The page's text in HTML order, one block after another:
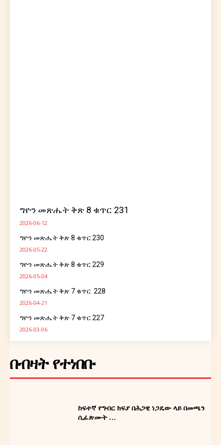
Ghion Magazine
ግዮን መጽሔት ቅጽ 8 ቁጥር 231
2026-06-12
ግዮን መጽሔት ቅጽ 8 ቁጥር 230
2026-05-22
ግዮን መጽሔት ቅጽ 8 ቁጥር 229
2026-05-04
ግዮን መጽሔት ቅጽ 7 ቁጥር 228
2026-04-21
ግዮን መጽሔት ቅጽ 7 ቁጥር 227
2026-03-06
በብዛት የተነበቡ
ከፍተኛ የግብር ክፍያ በሕጋዊ ነጋዴው ላይ በመጫን
ሲፈጽሙት …